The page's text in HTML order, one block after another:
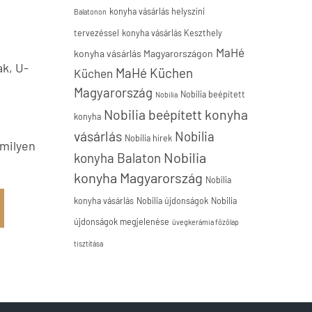
U-
Balatonon konyha vásárlás helyszíni
tervezéssel konyha vásárlás Keszthely
konyha vásárlás Magyarországon MaHé
Küchen MaHé Küchen
Magyarország Nobilia Nobilia beépített
konyha Nobilia beépített konyha
vásárlás Nobilia hírek Nobilia
konyha Balaton Nobilia
konyha Magyarország Nobilia
konyha vásárlás Nobilia újdonságok Nobilia
újdonságok megjelenése üvegkerámia főzőlap
tisztítása